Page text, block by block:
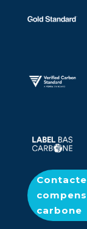
carbone